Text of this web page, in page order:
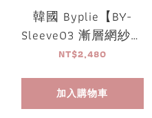
韓國 Byplie【BY-
Sleeve03 漸層網紗七
分袖舞衣】
NT$2,480
加入購物車